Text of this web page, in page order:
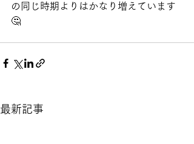
の同じ時期よりはかなり増えています
🤔
最新記事